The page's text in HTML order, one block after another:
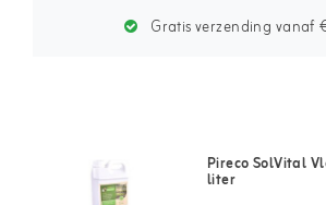
Gratis verzending vanaf
Pireco SolVital
liter